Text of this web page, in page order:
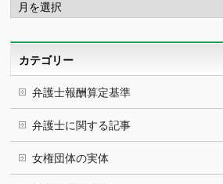
ー
カ
カテゴリー
弁護士報酬算定基準
弁護士に関する記事
女権団体の実体